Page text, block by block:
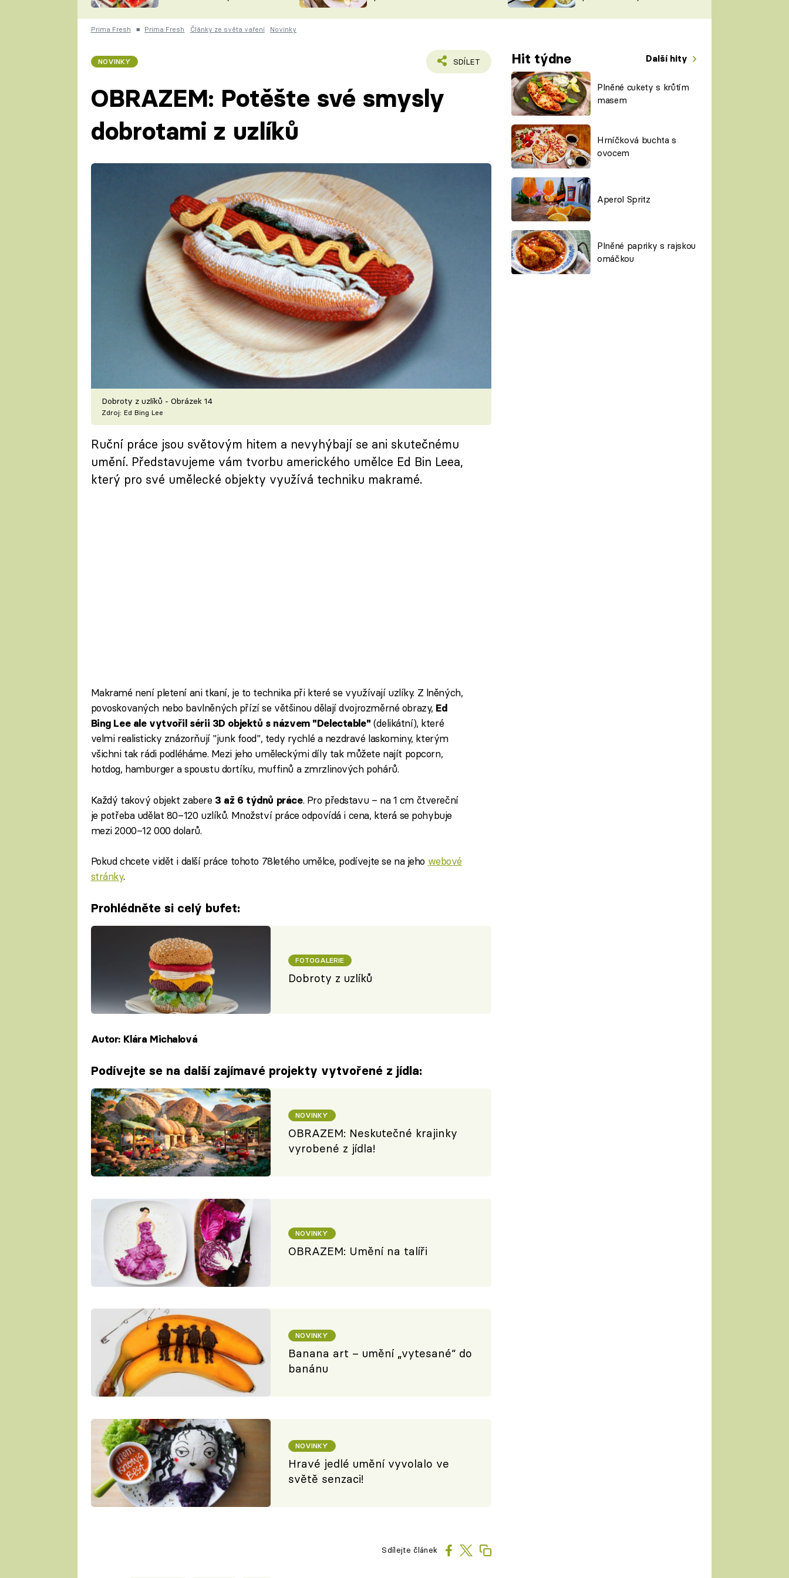
ČESKO NA TALÍŘI
VYCHYTÁVKY
ŠÉFREDAKTORKY
ČASOPIS
Prima Fresh ■ Prima Fresh Články ze světa vaření Novinky
NOVINKY SDÍLET Hit týdne Další hity
Plněné cukety s krůtím
masem
Hrníčková buchta s
ovocem
Aperol Spritz
Plněné papriky s rajskou
omáčkou
OBRAZEM: Potěšte své smysly
dobrotami z uzlíků
Dobroty z uzlíků - Obrázek 14
Zdroj: Ed Bing Lee
Ruční práce jsou světovým hitem a nevyhýbají se ani skutečnému
umění. Představujeme vám tvorbu amerického umělce Ed Bin Leea,
který pro své umělecké objekty využívá techniku makramé.
Makramé není pletení ani tkaní, je to technika při které se využívají uzlíky. Z lněných,
povoskovaných nebo bavlněných přízí se většinou dělají dvojrozměrné obrazy, Ed
Bing Lee ale vytvořil sérii 3D objektů s názvem "Delectable" (delikátní), které
velmi realisticky znázorňují "junk food", tedy rychlé a nezdravé laskominy, kterým
všichni tak rádi podléháme. Mezi jeho uměleckými díly tak můžete najít popcorn,
hotdog, hamburger a spoustu dortíku, muffinů a zmrzlinových pohárů.
Každý takový objekt zabere 3 až 6 týdnů práce. Pro představu – na 1 cm čtvereční
je potřeba udělat 80–120 uzlíků. Množství práce odpovídá i cena, která se pohybuje
mezi 2000–12 000 dolarů.
Pokud chcete vidět i další práce tohoto 78letého umělce, podívejte se na jeho webové
stránky.
Prohlédněte si celý bufet:
FOTOGALERIE
Dobroty z uzlíků
Autor: Klára Michalová
Podívejte se na další zajímavé projekty vytvořené z jídla:
NOVINKY
OBRAZEM: Neskutečné krajinky
vyrobené z jídla!
NOVINKY
OBRAZEM: Umění na talíři
NOVINKY
Banana art – umění „vytesané“ do
banánu
NOVINKY
Hravé jedlé umění vyvolalo ve
světě senzaci!
Sdílejte článek